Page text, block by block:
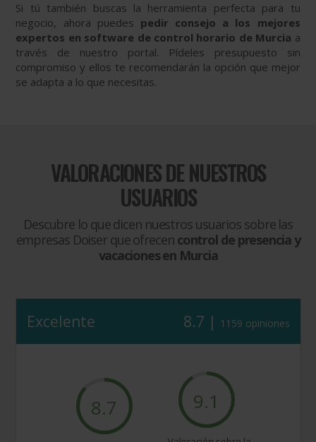
Si tú también buscas la herramienta perfecta para tu
negocio, ahora puedes pedir consejo a los mejores
expertos en software de control horario de Murcia a
través de nuestro portal. Pídeles presupuesto sin
compromiso y ellos te recomendarán la opción que mejor
se adapta a lo que necesitas.
VALORACIONES DE NUESTROS
USUARIOS
Descubre lo que dicen nuestros usuarios sobre las
empresas Doiser que ofrecen control de presencia y
vacaciones en Murcia
Excelente 8.7 | 1159 opiniones
8.7 9.1